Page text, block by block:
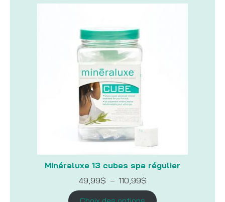
Minéraluxe 13 cubes spa régulier
49,99$ – 110,99$
prix :